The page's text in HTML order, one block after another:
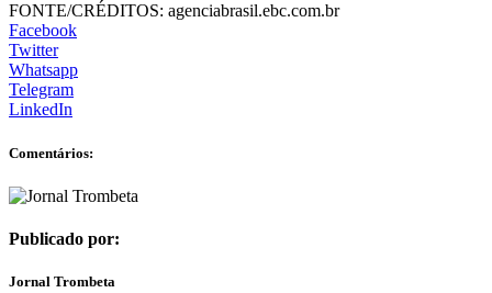
FONTE/CRÉDITOS: agenciabrasil.ebc.com.br
Facebook
Twitter
Whatsapp
Telegram
LinkedIn
Comentários:
Publicado por:
Jornal Trombeta